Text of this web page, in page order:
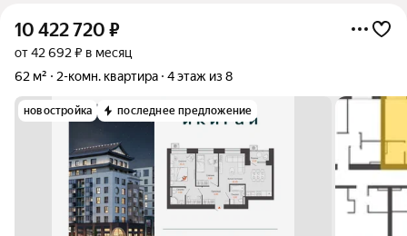
10 422 720 ₽
от 42 692 ₽ в месяц
62 м²
2-комн. квартира 4 этаж из 8
новостройка последнее предложение